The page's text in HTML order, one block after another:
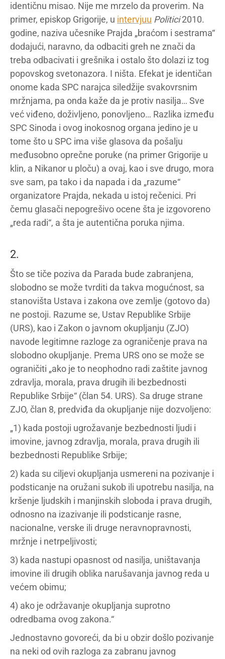
identičnu misao. Nije me mrzelo da proverim. Na
primer, episkop Grigorije, u intervjuu Politici2010.
godine, naziva učesnike Prajda „braćom i sestrama“
dodajući, naravno, da odbaciti greh ne znači da
treba odbacivati i grešnika i ostalo što dolazi iz tog
popovskog svetonazora. I ništa. Efekat je identičan
onome kada SPC narajca siledžije svakovrsnim
mržnjama, pa onda kaže da je protiv nasilja… Sve
već viđeno, doživljeno, ponovljeno… Razlika između
SPC Sinoda i ovog inokosnog organa jedino je u
tome što u SPC ima više glasova da pošalju
međusobno oprečne poruke (na primer Grigorije u
klin, a Nikanor u ploču) a ovaj, kao i sve drugo, mora
sve sam, pa tako i da napada i da „razume“
organizatore Prajda, nekada u istoj rečenici. Pri
čemu glasači nepogrešivo ocene šta je izgovoreno
„reda radi“, a šta je autentična poruka njima.
2.
Što se tiče poziva da Parada bude zabranjena,
slobodno se može tvrditi da takva mogućnost, sa
stanovišta Ustava i zakona ove zemlje (gotovo da)
ne postoji. Razume se, Ustav Republike Srbije
(URS), kao i Zakon o javnom okupljanju (ZJO)
navode legitimne razloge za ograničenje prava na
slobodno okupljanje. Prema URS ono se može se
ograničiti „ako je to neophodno radi zaštite javnog
zdravlja, morala, prava drugih ili bezbednosti
Republike Srbije“ (član 54. URS). Sa druge strane
ZJO, član 8, predviđa da okupljanje nije dozvoljeno:
„1) kada postoji ugrožavanje bezbednosti ljudi i
imovine, javnog zdravlja, morala, prava drugih ili
bezbednosti Republike Srbije;
2) kada su ciljevi okupljanja usmereni na pozivanje i
podsticanje na oružani sukob ili upotrebu nasilja, na
kršenje ljudskih i manjinskih sloboda i prava drugih,
odnosno na izazivanje ili podsticanje rasne,
nacionalne, verske ili druge neravnopravnosti,
mržnje i netrpeljivosti;
3) kada nastupi opasnost od nasilja, uništavanja
imovine ili drugih oblika narušavanja javnog reda u
većem obimu;
4) ako je održavanje okupljanja suprotno
odredbama ovog zakona.“
Jednostavno govoreći, da bi u obzir došlo pozivanje
na neki od ovih razloga za zabranu javnog